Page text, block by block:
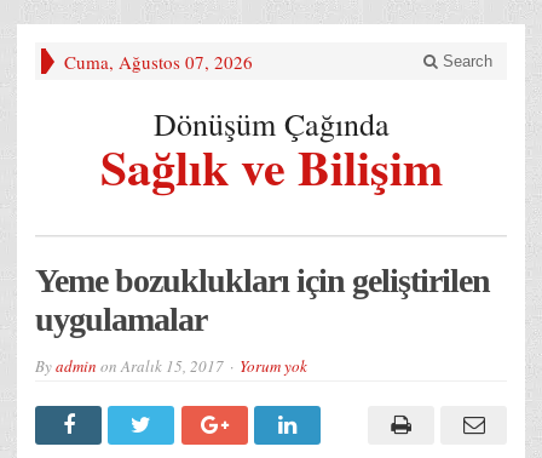
Cuma, Ağustos 07, 2026 Search
Dönüşüm Çağında
Sağlık ve Bilişim
Yeme bozuklukları için geliştirilen
uygulamalar
Byadmin onAralık 15, 2017 Yorum yok